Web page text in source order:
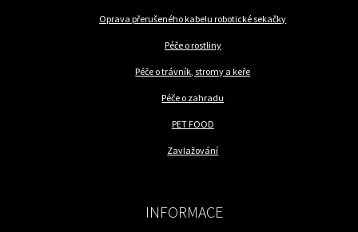
Oprava přerušeného kabelu robotické sekačky
Péče o rostliny
Péče o trávník, stromy a keře
Péče o zahradu
PET FOOD
Zavlažování
INFORMACE